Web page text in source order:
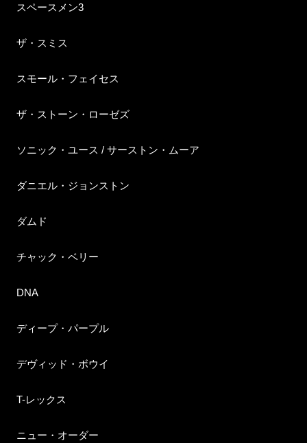
スペースメン3
ザ・スミス
スモール・フェイセス
ザ・ストーン・ローゼズ
ソニック・ユース / サーストン・ムーア
ダニエル・ジョンストン
ダムド
チャック・ベリー
DNA
ディープ・パープル
デヴィッド・ボウイ
T-レックス
ニュー・オーダー